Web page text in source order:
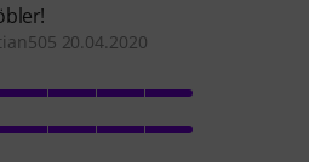
20.04.2020